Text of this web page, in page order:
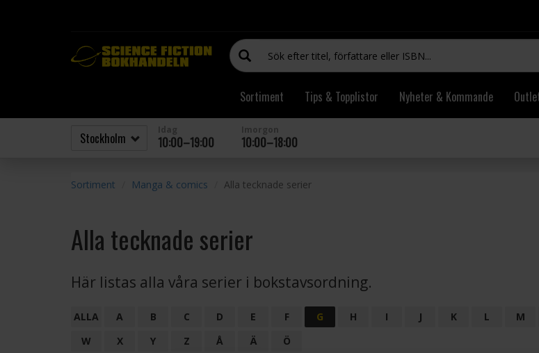
Sortiment Tips & Topplistor Nyheter & Kommande
10:00–19:00 10:00–18:00
Sortiment Manga & comics Alla tecknade serier
Alla tecknade serier
Här listas alla våra serier i bokstavsordning.
ALLA A B C D E F G H I J K L M
W
X Y Z Å Ä Ö